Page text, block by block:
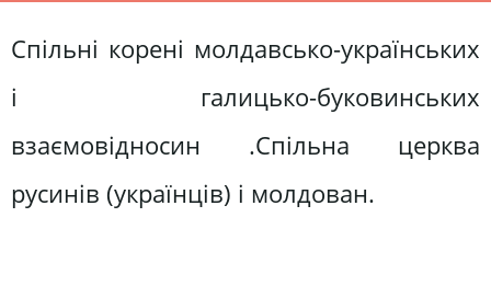
Спільні корені молдавсько-українських
і галицько-буковинських
взаємовідносин .Спільна церква
русинів (українців) і молдован.